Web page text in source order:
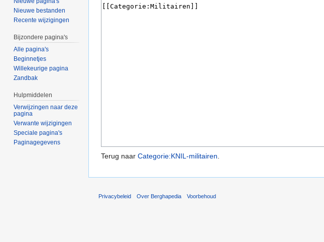
Terug naar Categorie:KNIL-militairen.
Nieuwe bestanden
Recente wijzigingen
Bijzondere pagina's
Alle pagina's
Beginnetjes
Willekeurige pagina
Zandbak
Hulpmiddelen
Verwijzingen naar deze
pagina
Verwante wijzigingen
Speciale pagina's
Paginagegevens
Privacybeleid Over Berghapedia Voorbehoud